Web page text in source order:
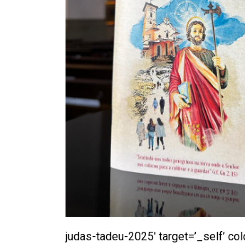
judas-tadeu-2025′ target=’_self’